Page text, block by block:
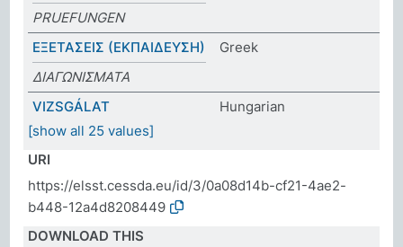
PRUEFUNGEN
ΕΞΕΤΑΣΕΙΣ (ΕΚΠΑΙΔΕΥΣΗ)
Greek
ΔΙΑΓΩΝΙΣΜΑΤΑ
VIZSGÁLAT
Hungarian
[show all 25 values]
URI
https://elsst.cessda.eu/id/3/0a08d14b-cf21-4ae2-
b448-12a4d8208449
DOWNLOAD THIS